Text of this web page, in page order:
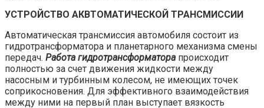
УСТРОЙСТВО АКВТОМАТИЧЕСКОЙ ТРАНСМИССИИ
Автоматическая трансмиссия автомобиля состоит из
гидротрансформатора и планетарного механизма смены
передач. Работа гидротрансформатора происходит
полностью за счет движения жидкости между
насосным и турбинным колесом, не имеющих точек
соприкосновения. Для эффективного взаимодействия
между ними на первый план выступает вязкость